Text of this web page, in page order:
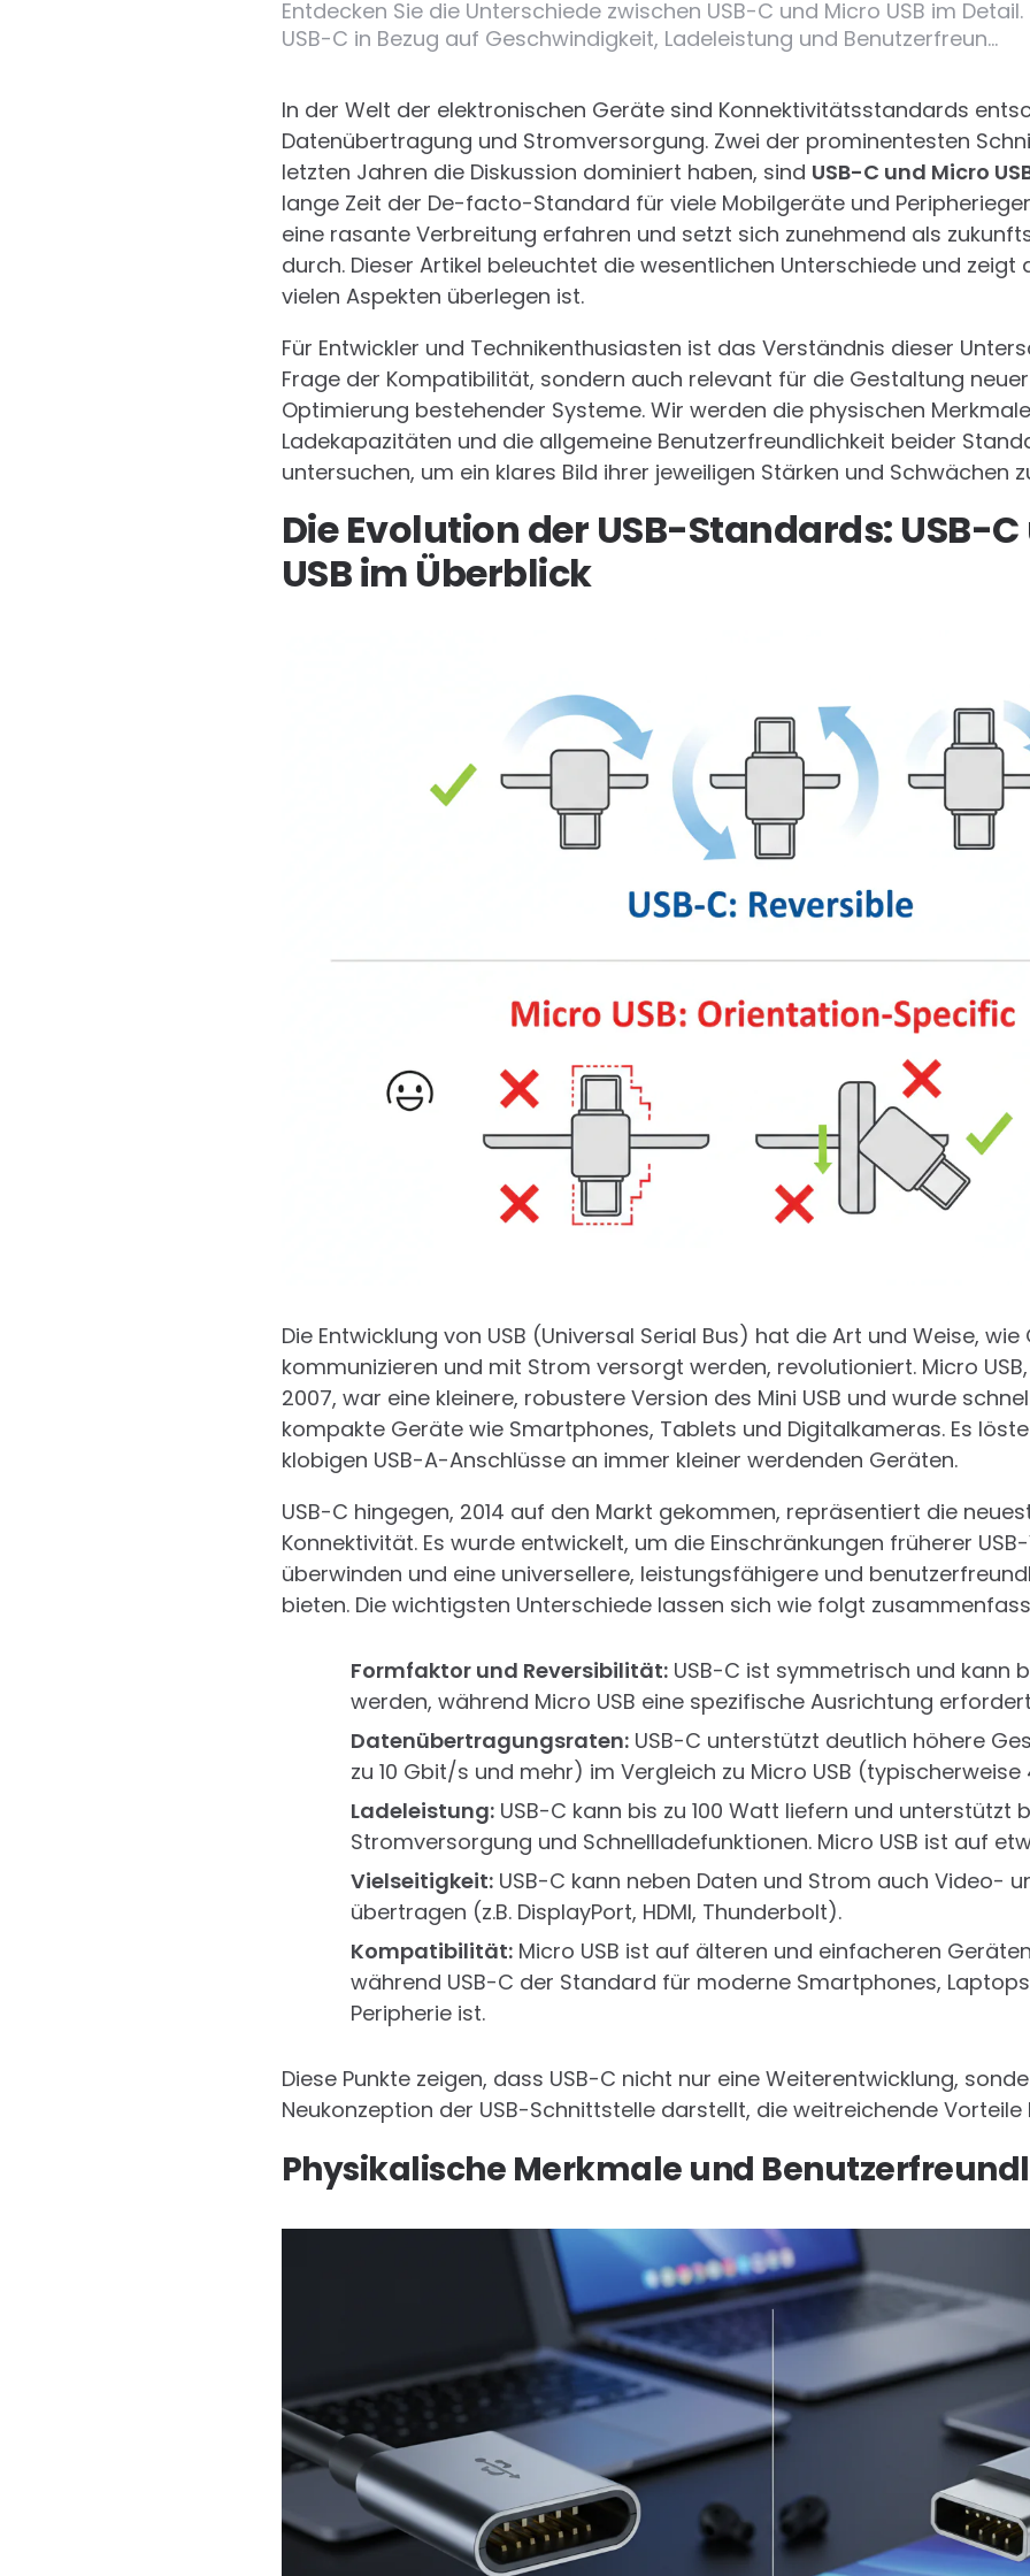
Entdecken Sie die Unterschiede zwischen USB-C und Micro USB im
USB-C in Bezug auf Geschwindigkeit, Ladeleistung und Benutzerfreun…
In der Welt der elektronischen Geräte sind Konnektivitätsstandards
Datenübertragung und Stromversorgung. Zwei der prominentesten
letzten Jahren die Diskussion dominiert haben, sind USB-C und Micro
lange Zeit der De-facto-Standard für viele Mobilgeräte und
eine rasante Verbreitung erfahren und setzt sich zunehmend als
durch. Dieser Artikel beleuchtet die wesentlichen Unterschiede und zeigt
vielen Aspekten überlegen ist.
Für Entwickler und Technikenthusiasten ist das Verständnis dieser
Frage der Kompatibilität, sondern auch relevant für die Gestaltung
Optimierung bestehender Systeme. Wir werden die physischen
Ladekapazitäten und die allgemeine Benutzerfreundlichkeit beider
untersuchen, um ein klares Bild ihrer jeweiligen Stärken und Schwächen
Die Evolution der USB-Standards: USB-
USB im Überblick
Die Entwicklung von USB (Universal Serial Bus) hat die Art und Weise,
kommunizieren und mit Strom versorgt werden, revolutioniert. Micro
2007, war eine kleinere, robustere Version des Mini USB und wurde
kompakte Geräte wie Smartphones, Tablets und Digitalkameras. Es
klobigen USB-A-Anschlüsse an immer kleiner werdenden Geräten.
USB-C hingegen, 2014 auf den Markt gekommen, repräsentiert die
Konnektivität. Es wurde entwickelt, um die Einschränkungen früherer
überwinden und eine universellere, leistungsfähigere und
bieten. Die wichtigsten Unterschiede lassen sich wie folgt
Formfaktor und Reversibilität:USB-C ist symmetrisch und kann
werden, während Micro USB eine spezifische Ausrichtung
Datenübertragungsraten:USB-C unterstützt deutlich höhere
zu 10 Gbit/s und mehr) im Vergleich zu Micro USB
Ladeleistung:USB-C kann bis zu 100 Watt liefern und unterstützt
Stromversorgung und Schnellladefunktionen. Micro USB ist auf
Vielseitigkeit:USB-C kann neben Daten und Strom auch Video-
übertragen (z.B. DisplayPort, HDMI, Thunderbolt).
Kompatibilität:Micro USB ist auf älteren und einfacheren
während USB-C der Standard für moderne Smartphones,
Peripherie ist.
Diese Punkte zeigen, dass USB-C nicht nur eine Weiterentwicklung,
Neukonzeption der USB-Schnittstelle darstellt, die weitreichende Vorteile
Physikalische Merkmale und